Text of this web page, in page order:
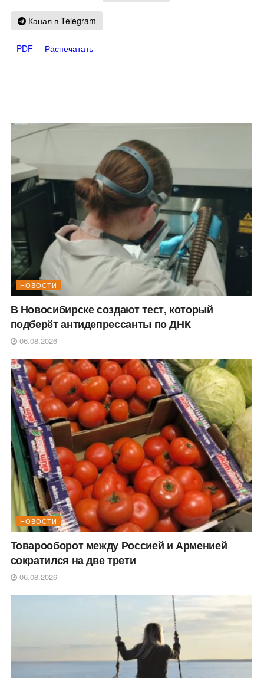
Канал в Telegram
PDF Распечатать
НОВОСТИ
В Новосибирске создают тест, который
подберёт антидепрессанты по ДНК
06.08.2026
НОВОСТИ
Товарооборот между Россией и Арменией
сократился на две трети
06.08.2026